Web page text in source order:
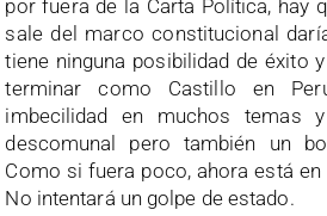
por fuera de la Carta Política, hay
sale del marco constitucional
tiene ninguna posibilidad de éxito
terminar como Castillo en
imbecilidad en muchos temas
descomunal pero también un
Como si fuera poco, ahora está
No intentará un golpe de estado.